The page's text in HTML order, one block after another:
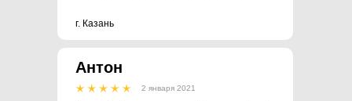
г. Казань
Антон
2 января 2021